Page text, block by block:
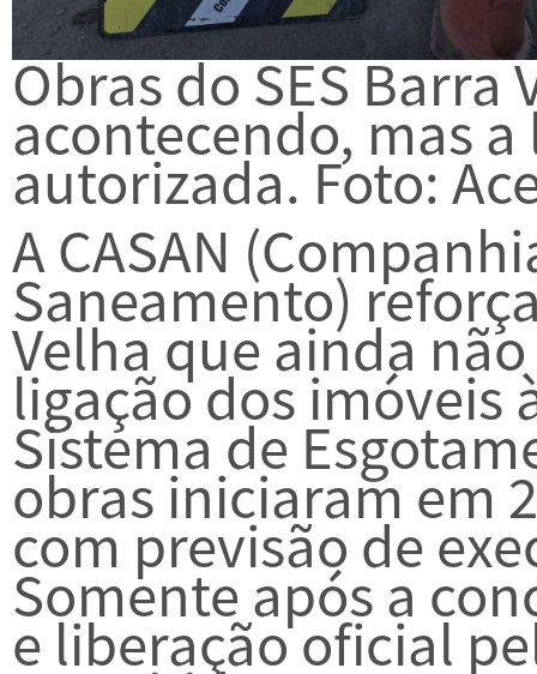
Obras do SES Barra
acontecendo, mas
autorizada. Foto:
A CASAN
Saneamento)
Velha que ainda
ligação dos imóveis
Sistema de
obras iniciaram em
com previsão de
Somente após a
e liberação oficial